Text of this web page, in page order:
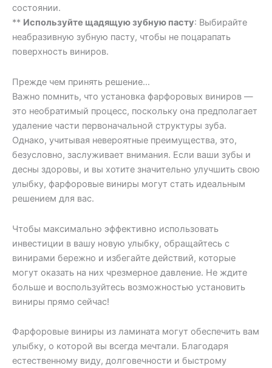
состоянии.
** Используйте щадящую зубную пасту: Выбирайте
неабразивную зубную пасту, чтобы не поцарапать
поверхность виниров.
Прежде чем принять решение…
Важно помнить, что установка фарфоровых виниров —
это необратимый процесс, поскольку она предполагает
удаление части первоначальной структуры зуба.
Однако, учитывая невероятные преимущества, это,
безусловно, заслуживает внимания. Если ваши зубы и
десны здоровы, и вы хотите значительно улучшить свою
улыбку, фарфоровые виниры могут стать идеальным
решением для вас.
Чтобы максимально эффективно использовать
инвестиции в вашу новую улыбку, обращайтесь с
винирами бережно и избегайте действий, которые
могут оказать на них чрезмерное давление. Не ждите
больше и воспользуйтесь возможностью установить
виниры прямо сейчас!
Фарфоровые виниры из ламината могут обеспечить вам
улыбку, о которой вы всегда мечтали. Благодаря
естественному виду, долговечности и быстрому